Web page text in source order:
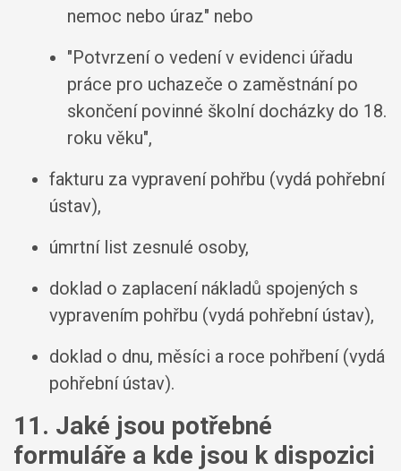
nemoc nebo úraz" nebo
"Potvrzení o vedení v evidenci úřadu
práce pro uchazeče o zaměstnání po
skončení povinné školní docházky do 18.
roku věku",
fakturu za vypravení pohřbu (vydá pohřební
ústav),
úmrtní list zesnulé osoby,
doklad o zaplacení nákladů spojených s
vypravením pohřbu (vydá pohřební ústav),
doklad o dnu, měsíci a roce pohřbení (vydá
pohřební ústav).
11. Jaké jsou potřebné
formuláře a kde jsou k dispozici